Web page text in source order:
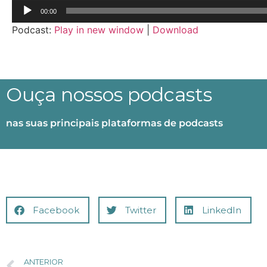
Tocador
de
áudio
00:00
Podcast: Play in new window Download
Ouça nossos podcasts
nas suas principais plataformas de podcasts
Facebook Twitter LinkedIn
ANTERIOR